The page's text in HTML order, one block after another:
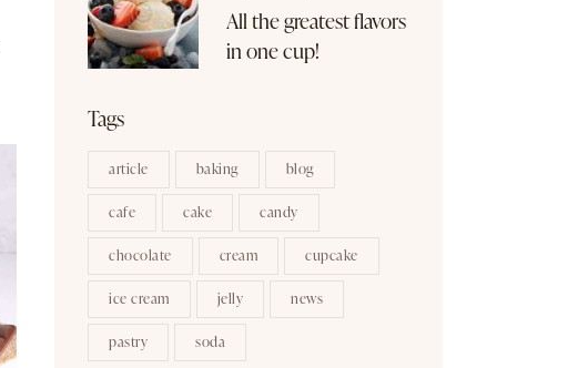
All the greatest flavors
in one cup!
Tags
article baking blog
cafe cake candy
chocolate cream cupcake
ice cream jelly news
pastry soda